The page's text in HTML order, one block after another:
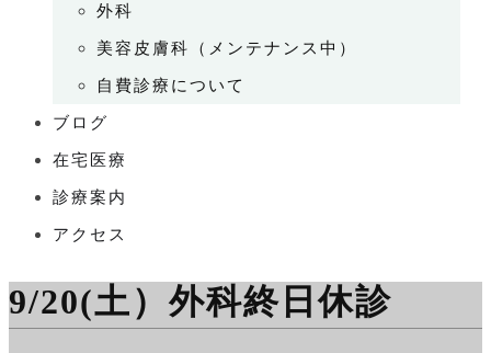
外科
美容皮膚科（メンテナンス中）
自費診療について
ブログ
在宅医療
診療案内
アクセス
9/20(土）外科終日休診